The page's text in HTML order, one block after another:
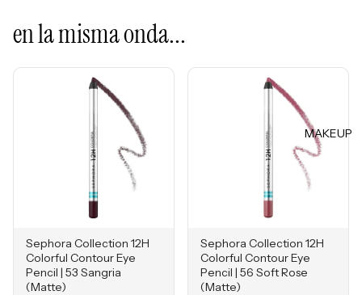
los Minis
LO +
BUSCA
Janeiro
Sephora
Exfoliant
Facial
Mists
Mascarill
as
Serums
Contorn
MAKEUP
en la misma onda...
Sephora Collection 12H
Colorful Contour Eye
Pencil | 53 Sangria
(Matte)
Sephora Collection 12H
Colorful Contour Eye
Pencil | 56 Soft Rose
(Matte)